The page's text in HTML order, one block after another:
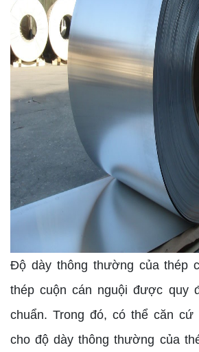
Độ dày thông thường của thép
thép cuộn cán nguội được quy
chuẩn. Trong đó, có thể căn cứ
cho độ dày thông thường của